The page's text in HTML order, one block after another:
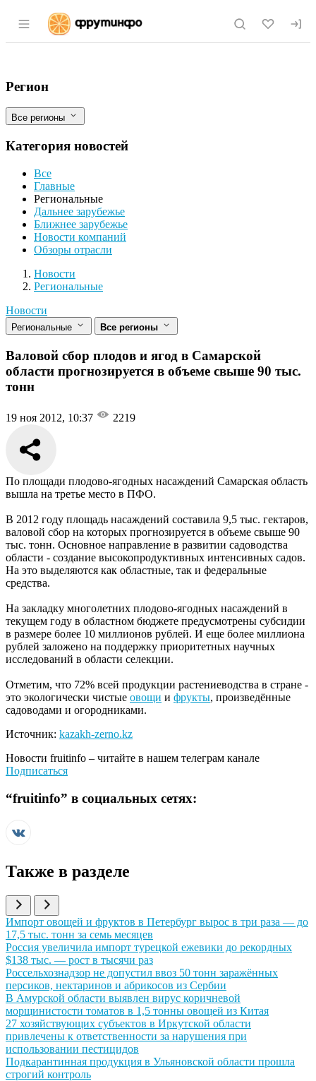
Раздел навигации по сайту fruitinfo.ru
Валовой сбор плодов и ягод в
Фильтры
Регион
Все регионы
Категория новостей
Все
Главные
Региональные
Дальнее зарубежье
Ближнее зарубежье
Новости компаний
Обзоры отрасли
Новости
Разделы
Новости
Региональные
Новости
Региональные Все регионы
Валовой сбор плодов и ягод в Самарской
области прогнозируется в объеме свыше 90 тыс.
тонн
19 ноя 2012, 10:37 2219
По площади плодово-ягодных насаждений Самарская область
вышла на третье место в ПФО.
В 2012 году площадь насаждений составила 9,5 тыс. гектаров,
валовой сбор на которых прогнозируется в объеме свыше 90
тыс. тонн. Основное направление в развитии садоводства
области - создание высокопродуктивных интенсивных садов.
На это выделяются как областные, так и федеральные
средства.
На закладку многолетних плодово-ягодных насаждений в
текущем году в областном бюджете предусмотрены субсидии
в размере более 10 миллионов рублей. И еще более миллиона
рублей заложено на поддержку приоритетных научных
исследований в области селекции.
Отметим, что 72% всей продукции растениеводства в стране -
это экологически чистые овощи и фрукты, произведённые
садоводами и огородниками.
Источник: kazakh-zerno.kz
Новости fruitinfo – читайте в нашем телеграм канале
Подписаться
“fruitinfo” в социальных сетях:
Также в разделе
Иллюстрация новости
Импорт овощей и фруктов в Петербург вырос в три раза — до
17,5 тыс. тонн за семь месяцев
Иллюстрация новости
Россия увеличила импорт турецкой ежевики до рекордных
$138 тыс. — рост в тысячи раз
Иллюстрация новости
Россельхознадзор не допустил ввоз 50 тонн заражённых
персиков, нектаринов и абрикосов из Сербии
Иллюстрация новости
В Амурской области выявлен вирус коричневой
морщинистости томатов в 1,5 тонны овощей из Китая
Иллюстрация новости
27 хозяйствующих субъектов в Иркутской области
привлечены к ответственности за нарушения при
использовании пестицидов
Иллюстрация новости
Подкарантинная продукция в Ульяновской области прошла
строгий контроль